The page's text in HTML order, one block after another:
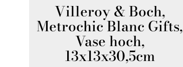
Villeroy & Boch,
Metrochic Blanc Gifts,
Vase hoch,
13x13x30,5cm